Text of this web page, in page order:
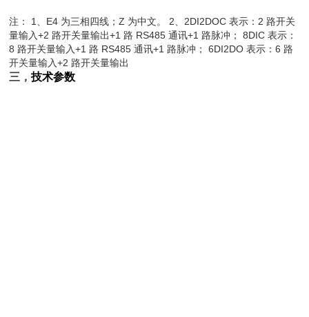
注： 1、E4 为三相四线；Z 为中文。 2、2DI2DOC 表示：2 路开关
量输入+2 路开关量输出+1 路 RS485 通讯+1 路脉冲； 8DIC 表示：
8 路开关量输入+1 路 RS485 通讯+1 路脉冲； 6DI2DO 表示：6 路
开关量输入+2 路开关量输出
三，技术参数